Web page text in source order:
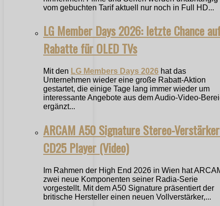
vom gebuchten Tarif aktuell nur noch in Full HD...
LG Member Days 2026: letzte Chance
Rabatte für OLED TVs
Mit den LG Members Days 2026 hat das
Unternehmen wieder eine große Rabatt-Aktion
gestartet, die einige Tage lang immer wieder um
interessante Angebote aus dem Audio-Video-
ergänzt...
ARCAM A50 Signature Stereo-
CD25 Player (Video)
Im Rahmen der High End 2026 in Wien hat
zwei neue Komponenten seiner Radia-Serie
vorgestellt. Mit dem A50 Signature präsentiert der
britische Hersteller einen neuen Vollverstärker,...